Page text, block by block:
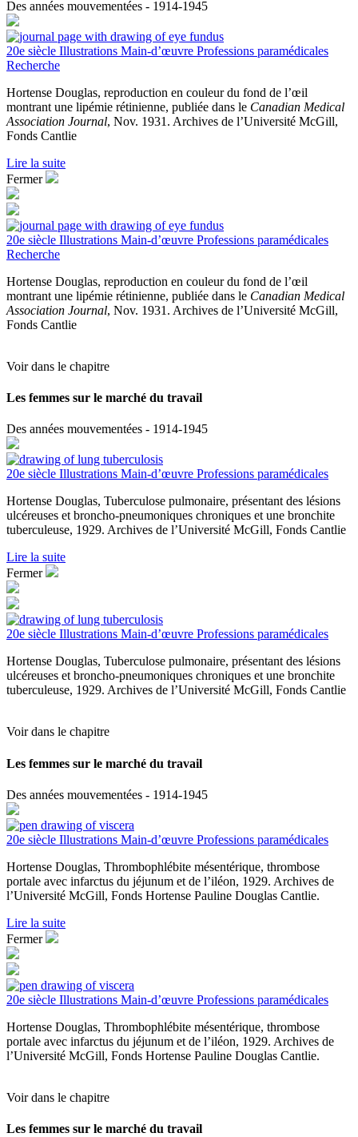
Des années mouvementées - 1914-1945
20e siècle Illustrations Main-d’œuvre Professions paramédicales
Recherche
Hortense Douglas, reproduction en couleur du fond de l’œil
montrant une lipémie rétinienne, publiée dans le Canadian Medical
Association Journal, Nov. 1931. Archives de l’Université McGill,
Fonds Cantlie
Lire la suite
Fermer
20e siècle Illustrations Main-d’œuvre Professions paramédicales
Recherche
Hortense Douglas, reproduction en couleur du fond de l’œil
montrant une lipémie rétinienne, publiée dans le Canadian Medical
Association Journal, Nov. 1931. Archives de l’Université McGill,
Fonds Cantlie
Voir dans le chapitre
Les femmes sur le marché du travail
Des années mouvementées - 1914-1945
20e siècle Illustrations Main-d’œuvre Professions paramédicales
Hortense Douglas, Tuberculose pulmonaire, présentant des lésions
ulcéreuses et broncho-pneumoniques chroniques et une bronchite
tuberculeuse, 1929. Archives de l’Université McGill, Fonds Cantlie
Lire la suite
Fermer
20e siècle Illustrations Main-d’œuvre Professions paramédicales
Hortense Douglas, Tuberculose pulmonaire, présentant des lésions
ulcéreuses et broncho-pneumoniques chroniques et une bronchite
tuberculeuse, 1929. Archives de l’Université McGill, Fonds Cantlie
Voir dans le chapitre
Les femmes sur le marché du travail
Des années mouvementées - 1914-1945
20e siècle Illustrations Main-d’œuvre Professions paramédicales
Hortense Douglas, Thrombophlébite mésentérique, thrombose
portale avec infarctus du jéjunum et de l’iléon, 1929. Archives de
l’Université McGill, Fonds Hortense Pauline Douglas Cantlie.
Lire la suite
Fermer
20e siècle Illustrations Main-d’œuvre Professions paramédicales
Hortense Douglas, Thrombophlébite mésentérique, thrombose
portale avec infarctus du jéjunum et de l’iléon, 1929. Archives de
l’Université McGill, Fonds Hortense Pauline Douglas Cantlie.
Voir dans le chapitre
Les femmes sur le marché du travail